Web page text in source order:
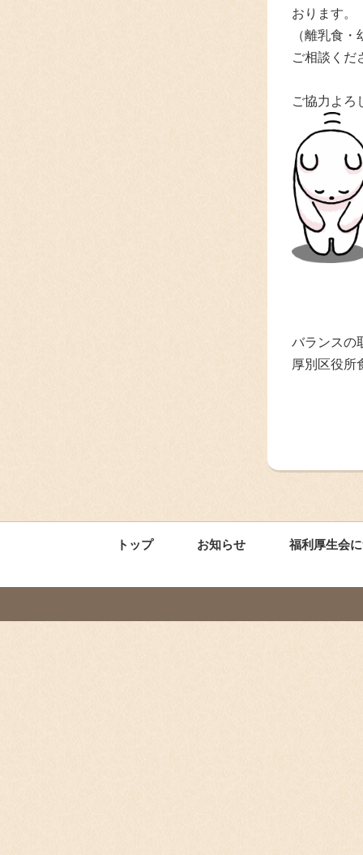
おります。
（離乳食
ご相談 くだ
ご協力よろ
バランスの
厚別区役所
トップ お知らせ 福利厚生会